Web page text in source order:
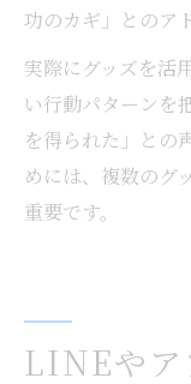
功のカギ」とのア
実際にグッズを活
い行動パターンを
を得られた」との
めには、複数のグ
重要です。
LINEやア